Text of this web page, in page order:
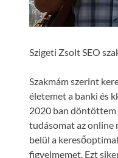
Szigeti Zsolt SEO
Szakmám szerint
életemet a banki és
2020 ban
tudásomat az online
belül a
figyelmemet. Ezt